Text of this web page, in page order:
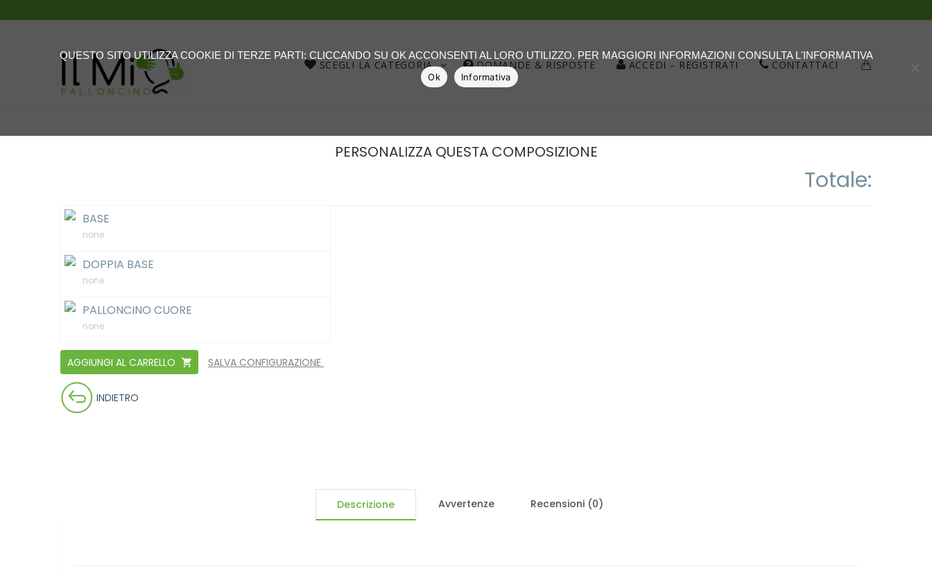
.
SCEGLI LA CATEGORIA DOMANDE & RISPOSTE ACCEDI – REGISTRATI CONTATTACI
PERSONALIZZA QUESTA COMPOSIZIONE
BASE
none
DOPPIA BASE
none
PALLONCINO CUORE
none
Totale:
AGGIUNGI AL CARRELLO SALVA CONFIGURAZIONE
INDIETRO
Descrizione Avvertenze Recensioni (0)
QUESTO SITO UTILIZZA COOKIE DI TERZE PARTI: CLICCANDO SU OK ACCONSENTI AL LORO UTILIZZO. PER MAGGIORI INFORMAZIONI CONSULTA L'INFORMATIVA
Ok Informativa